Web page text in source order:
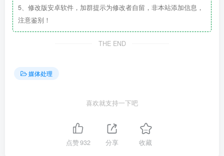
5、修改版安卓软件，加群提示为修改者自留，非本站添加信息，
注意鉴别！
THE END
媒体处理
喜欢就支持一下吧
点赞932 分享 收藏